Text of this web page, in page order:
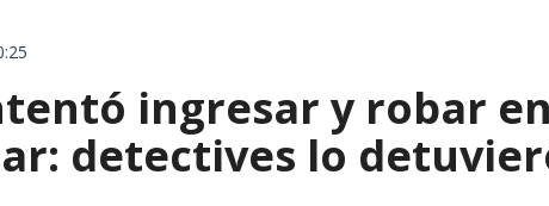
ingresar y robar
detectives lo